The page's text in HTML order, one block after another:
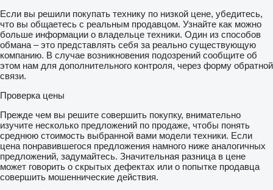
Если вы решили покупать технику по низкой цене, убедитесь,
что вы общаетесь с реальным продавцом. Узнайте как можно
больше информации о владельце техники. Один из способов
обмана – это представлять себя за реально существующую
компанию. В случае возникновения подозрений сообщите об
этом нам для дополнительного контроля, через форму обратной
связи.
Проверка цены
Прежде чем вы решите совершить покупку, внимательно
изучите несколько предложений по продаже, чтобы понять
среднюю стоимость выбранной вами модели техники. Если
цена понравившегося предложения намного ниже аналогичных
предложений, задумайтесь. Значительная разница в цене
может говорить о скрытых дефектах или о попытке продавца
совершить мошеннические действия.